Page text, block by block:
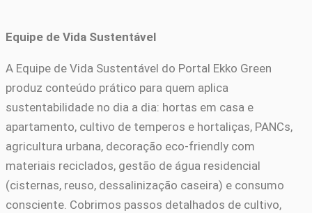
Equipe de Vida Sustentável
A Equipe de Vida Sustentável do Portal Ekko Green
produz conteúdo prático para quem aplica
sustentabilidade no dia a dia: hortas em casa e
apartamento, cultivo de temperos e hortaliças, PANCs,
agricultura urbana, decoração eco-friendly com
materiais reciclados, gestão de água residencial
(cisternas, reuso, dessalinização caseira) e consumo
consciente. Cobrimos passos detalhados de cultivo,